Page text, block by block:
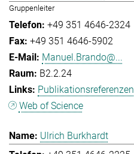
Gruppenleiter
+49 351 4646-2324
+49 351 4646-5902
Manuel.Brando@...
B2.2.24
Publikationsreferenzen
Web of Science
Ulrich Burkhardt